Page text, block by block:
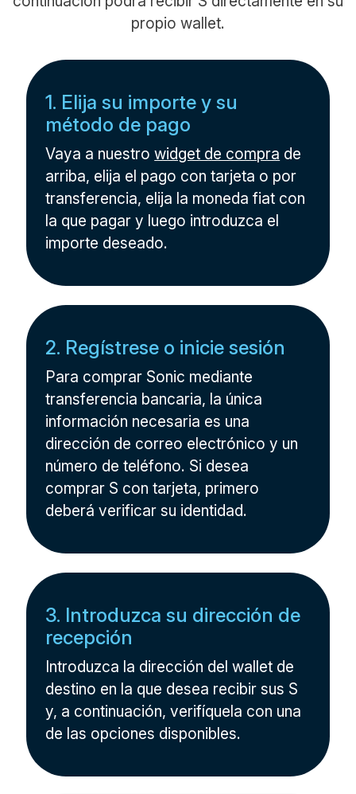
propio wallet.
1. Elija su importe y su
método de pago
Vaya a nuestrowidget de compra de
arriba, elija el pago con tarjeta o por
transferencia, elija la moneda fiat con
la que pagar y luego introduzca el
importe deseado.
2. Regístrese o inicie sesión
Para comprar Sonic mediante
transferencia bancaria, la única
información necesaria es una
dirección de correo electrónico y un
número de teléfono. Si desea
comprar S con tarjeta, primero
deberá verificar su identidad.
3. Introduzca su dirección de
recepción
Introduzca la dirección del wallet de
destino en la que desea recibir sus S
y, a continuación, verifíquela con una
de las opciones disponibles.